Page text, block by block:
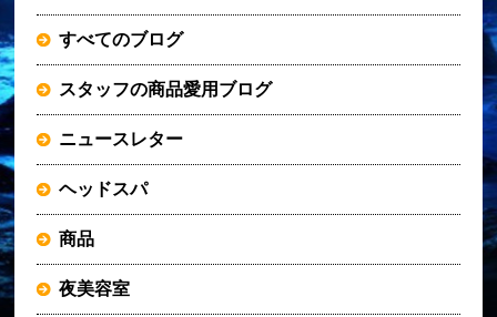
すべてのブログ
スタッフの商品愛用ブログ
ニュースレター
ヘッドスパ
商品
夜美容室